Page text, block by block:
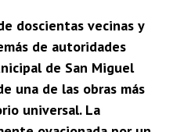
doscientas vecinas y
de autoridades
de San Miguel
una de las obras más
universal. La